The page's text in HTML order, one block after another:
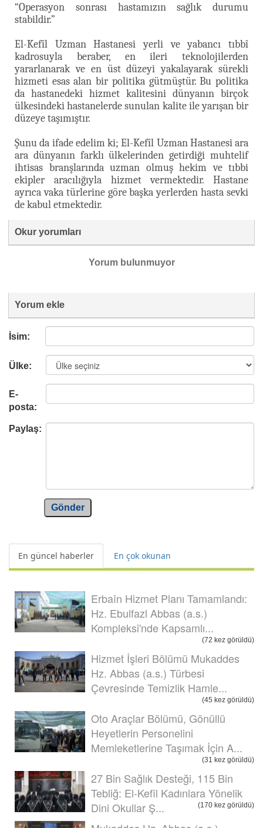
“Operasyon sonrası hastamızın sağlık durumu
stabildir.”
El-Kefîl Uzman Hastanesi yerli ve yabancı tıbbî
kadrosuyla beraber, en ileri teknolojilerden
yararlanarak ve en üst düzeyi yakalayarak sürekli
hizmeti esas alan bir politika gütmüştür. Bu politika
da hastanedeki hizmet kalitesini dünyanın birçok
ülkesindeki hastanelerde sunulan kalite ile yarışan bir
düzeye taşımıştır.
Şunu da ifade edelim ki; El-Kefîl Uzman Hastanesi ara
ara dünyanın farklı ülkelerinden getirdiği muhtelif
ihtisas branşlarında uzman olmuş hekim ve tıbbi
ekipler aracılığıyla hizmet vermektedir. Hastane
ayrıca vaka türlerine göre başka yerlerden hasta sevki
de kabul etmektedir.
Okur yorumları
Yorum bulunmuyor
Yorum ekle
İsim:
Ülke:
E-
posta:
Paylaş:
Gönder
En güncel haberler En çok okunan
Erbaîn Hizmet Planı Tamamlandı:
Hz. Ebulfazl Abbas (a.s.)
Kompleksi'nde Kapsamlı...
(72 kez görüldü)
Hizmet İşleri Bölümü Mukaddes
Hz. Abbas (a.s.) Türbesi
Çevresinde Temizlik Hamle...
(45 kez görüldü)
Oto Araçlar Bölümü, Gönüllü
Heyetlerin Personelini
Memleketlerine Taşımak İçin A...
(31 kez görüldü)
27 Bin Sağlık Desteği, 115 Bin
Tebliğ: El-Kefîl Kadınlara Yönelik
Dini Okullar Ş...
(170 kez görüldü)